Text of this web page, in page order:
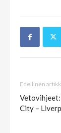
Edellinen
City –